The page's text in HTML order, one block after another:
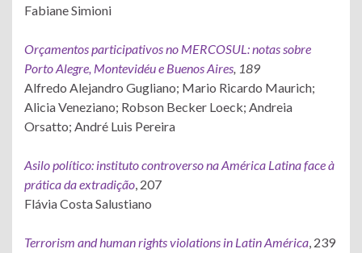
Fabiane Simioni
Orçamentos participativos no MERCOSUL: notas sobre
Porto Alegre, Montevidéu e Buenos Aires, 189
Alfredo Alejandro Gugliano; Mario Ricardo Maurich;
Alicia Veneziano; Robson Becker Loeck; Andreia
Orsatto; André Luis Pereira
Asilo político: instituto controverso na América Latina face à
prática da extradição, 207
Flávia Costa Salustiano
Terrorism and human rights violations in Latin América, 239